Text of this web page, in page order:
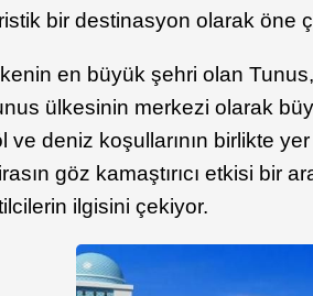
bir destinasyon olarak öne
en büyük şehri olan
ülkesinin merkezi olarak
ve deniz koşullarının birlikte
göz kamaştırıcı etkisi bir
ilgisini çekiyor.